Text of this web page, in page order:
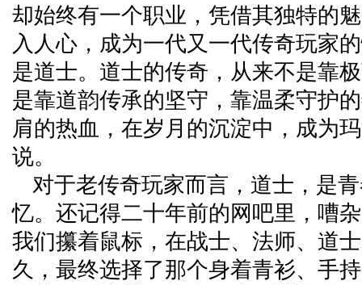
却始终有一个职业，凭借其独特的
入人心，成为一代又一代传奇玩家
是道士。道士的传奇，从来不是靠
是靠道韵传承的坚守，靠温柔守护
肩的热血，在岁月的沉淀中，成为
说。
对于老传奇玩家而言，道士，是
忆。还记得二十年前的网吧里，嘈
我们攥着鼠标，在战士、法师、道
久，最终选择了那个身着青衫、手